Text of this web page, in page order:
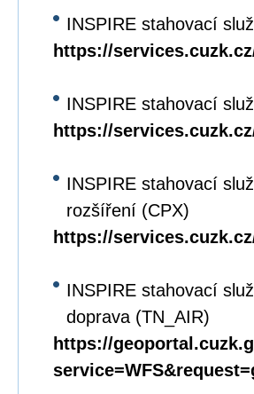
INSPIRE stahovací
https://
INSPIRE stahovací
https://
INSPIRE stahovací
rozšíření (CPX)
https://
INSPIRE stahovací
doprava (TN_AIR)
https://